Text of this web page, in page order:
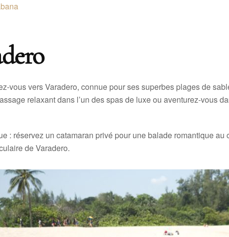
vous vers Varadero, connue pour ses superbes plages de
relaxant dans l’un des spas de luxe ou aventurez-vous
: réservez un catamaran privé pour une balade romantique
de Varadero.